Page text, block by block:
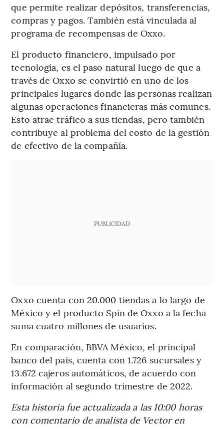
que permite realizar depósitos, transferencias,
compras y pagos. También está vinculada al
programa de recompensas de Oxxo.
El producto financiero, impulsado por
tecnología, es el paso natural luego de que a
través de Oxxo se convirtió en uno de los
principales lugares donde las personas realizan
algunas operaciones financieras más comunes.
Esto atrae tráfico a sus tiendas, pero también
contribuye al problema del costo de la gestión
de efectivo de la compañía.
PUBLICIDAD
Oxxo cuenta con 20.000 tiendas a lo largo de
México y el producto Spin de Oxxo a la fecha
suma cuatro millones de usuarios.
En comparación, BBVA México, el principal
banco del país, cuenta con 1.726 sucursales y
13.672 cajeros automáticos, de acuerdo con
información al segundo trimestre de 2022.
Esta historia fue actualizada a las 10:00 horas
con comentario de analista de Vector en